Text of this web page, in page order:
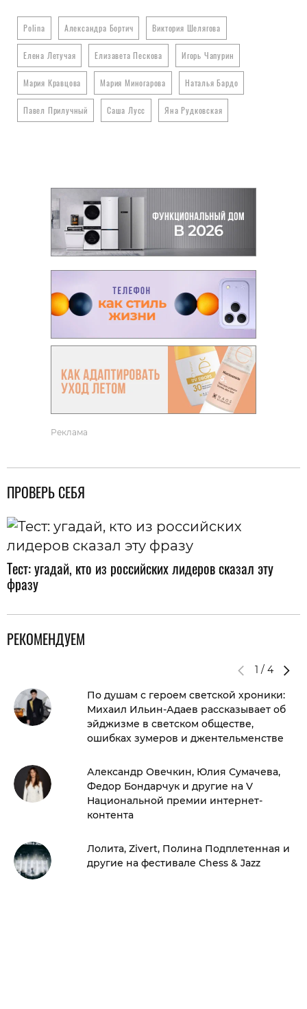
Polina Александра Бортич Виктория Шелягова
Елена Летучая Елизавета Пескова Игорь Чапурин
Мария Кравцова Мария Миногарова Наталья Бардо
Павел Прилучный Саша Лусс Яна Рудковская
Реклама
ПРОВЕРЬ СЕБЯ
Тест: угадай, кто из российских лидеров сказал эту
фразу
РЕКОМЕНДУЕМ
1 / 4
По душам с героем светской хроники:
Михаил Ильин-Адаев рассказывает об
эйджизме в светском обществе,
ошибках зумеров и джентельменстве
Александр Овечкин, Юлия Сумачева,
Федор Бондарчук и другие на V
Национальной премии интернет-
контента
Лолита, Zivert, Полина Подплетенная и
другие на фестивале Chess & Jazz